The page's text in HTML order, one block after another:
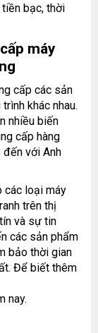
bạc, thời
máy
cấp các sản
khác nhau.
nhiều biến
cấp hàng
đến với Anh
các loại máy
trên thị
và sự tin
các sản phẩm
bảo thời gian
Để biết thêm
nay.